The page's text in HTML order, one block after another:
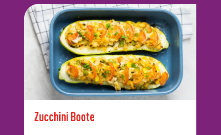
Zucchini Boote